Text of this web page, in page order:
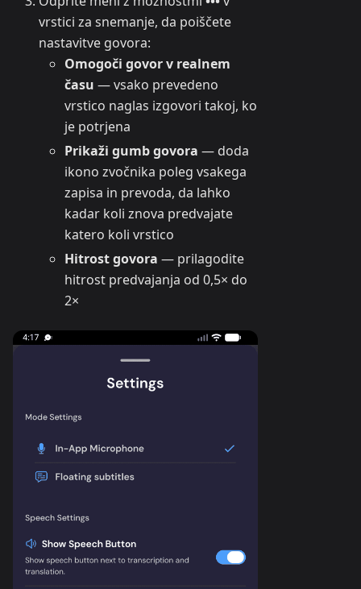
vrstici za snemanje, da poiščete
nastavitve govora:
Omogoči govor v realnem
času — vsako prevedeno
vrstico naglas izgovori takoj, ko
je potrjena
Prikaži gumb govora — doda
ikono zvočnika poleg vsakega
zapisa in prevoda, da lahko
kadar koli znova predvajate
katero koli vrstico
Hitrost govora — prilagodite
hitrost predvajanja od 0,5× do
2×